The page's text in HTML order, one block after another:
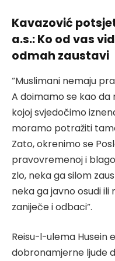
Kavazović
a.s.: Ko od vas
odmah zaustavi
“Muslimani nemaju
A doimamo se kao da
kojoj svjedočimo
moramo potražiti
Zato, okrenimo se
pravovremenoj i
zlo, neka ga silom
neka ga javno osudi
zaniječe i odbaci“.
Reisu-l-ulema Husein
dobronamjerne ljude